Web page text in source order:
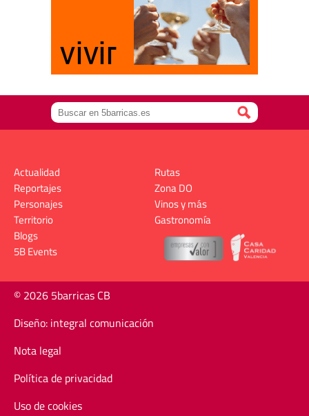
Actualidad
Reportajes
Personajes
Territorio
Rutas
Zona DO
Vinos y más
Gastronomía
Blogs
5B Events
© 2026 5barricas CB
Diseño: integral comunicación
Nota legal
Política de privacidad
Uso de cookies